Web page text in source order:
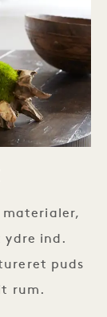
ind.
puds
rum.